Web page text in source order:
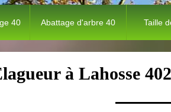
40 Abattage d'arbre 40 Taille
à Lahosse